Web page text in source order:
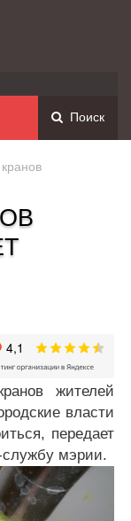
Поиск
жителей
власти
передает
службу мэрии.